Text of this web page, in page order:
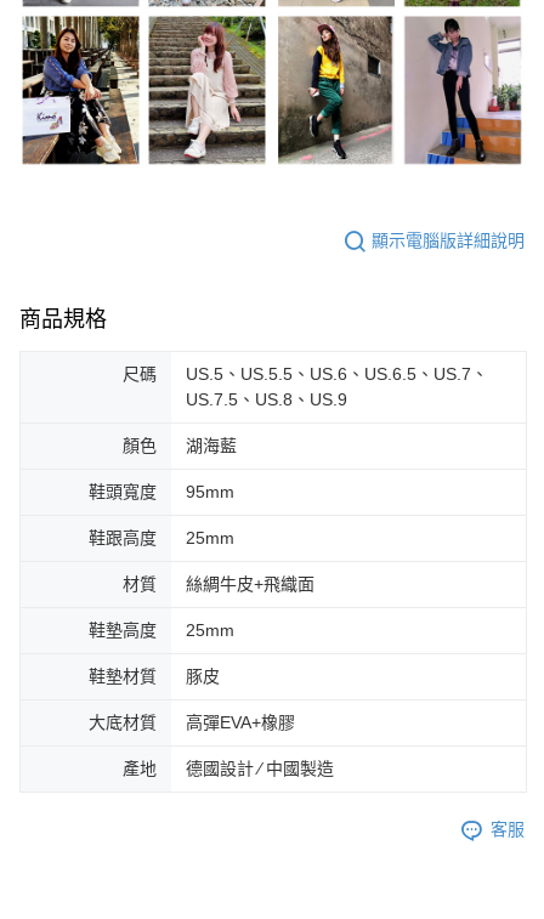
顯示電腦版詳細說明
商品規格
尺碼
US.5、US.5.5、US.6、US.6.5、US.7、
US.7.5、US.8、US.9
顏色 湖海藍
鞋頭寬度 95mm
鞋跟高度 25mm
材質 絲綢牛皮+飛織面
鞋墊高度 25mm
鞋墊材質 豚皮
大底材質 高彈EVA+橡膠
產地 德國設計 ∕ 中國製造
客服